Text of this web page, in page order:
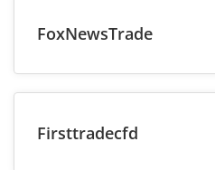
FoxNewsTrade
Firsttradecfd